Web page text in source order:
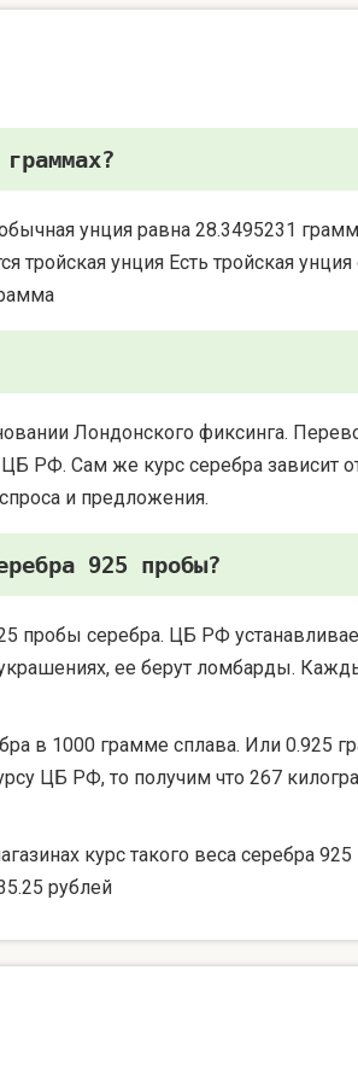
унция равна 28.3495231
тройская унция Есть тройская унция
Лондонского фиксинга.
РФ. Сам же курс серебра зависит
и предложения.
925 пробы?
пробы серебра. ЦБ РФ
ее берут ломбарды.
в 1000 грамме сплава. Или 0.925
ЦБ РФ, то получим что 267
курс такого веса серебра
рублей